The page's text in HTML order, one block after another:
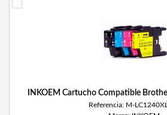
INKOEM Cartucho Compatible
Referencia: M-